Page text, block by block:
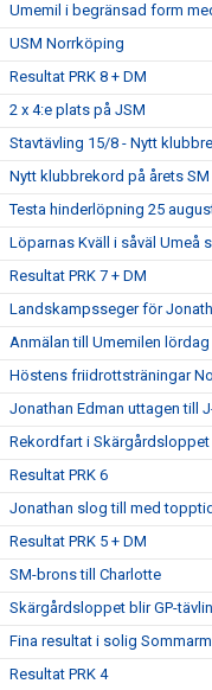
Umemil i begränsad form
USM Norrköping
Resultat PRK 8 + DM
2 x 4:e plats på JSM
Stavtävling 15/8 - Nytt
Nytt klubbrekord på årets
Testa hinderlöpning 25
Löparnas Kväll i såväl Umeå
Resultat PRK 7 + DM
Landskampsseger för
Anmälan till Umemilen
Höstens friidrottsträningar
Jonathan Edman uttagen till
Rekordfart i Skärgårdsloppet
Resultat PRK 6
Jonathan slog till med topptid
Resultat PRK 5 + DM
SM-brons till Charlotte
Skärgårdsloppet blir GP-
Fina resultat i solig
Resultat PRK 4